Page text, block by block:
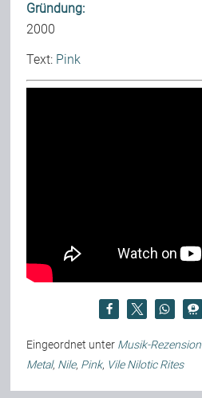
Gründung:
2000
Text: Pink
Eingeordnet unter Musik-Rezension
Metal, Nile, Pink, Vile Nilotic Rites